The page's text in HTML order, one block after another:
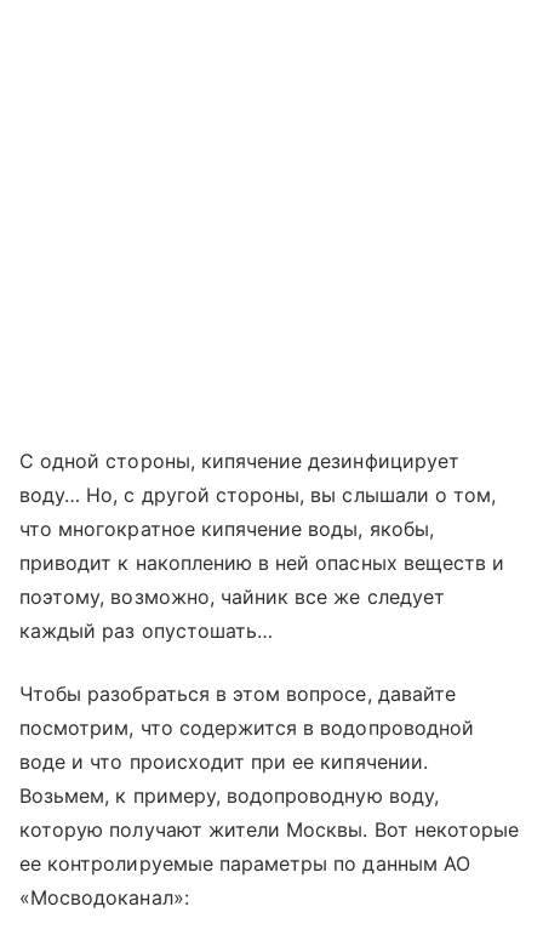
С одной стороны, кипячение дезинфицирует
воду… Но, с другой стороны, вы слышали о том,
что многократное кипячение воды, якобы,
приводит к накоплению в ней опасных веществ и
поэтому, возможно, чайник все же следует
каждый раз опустошать…
Чтобы разобраться в этом вопросе, давайте
посмотрим, что содержится в водопроводной
воде и что происходит при ее кипячении.
Возьмем, к примеру, водопроводную воду,
которую получают жители Москвы. Вот некоторые
ее контролируемые параметры по данным АО
«Мосводоканал»: